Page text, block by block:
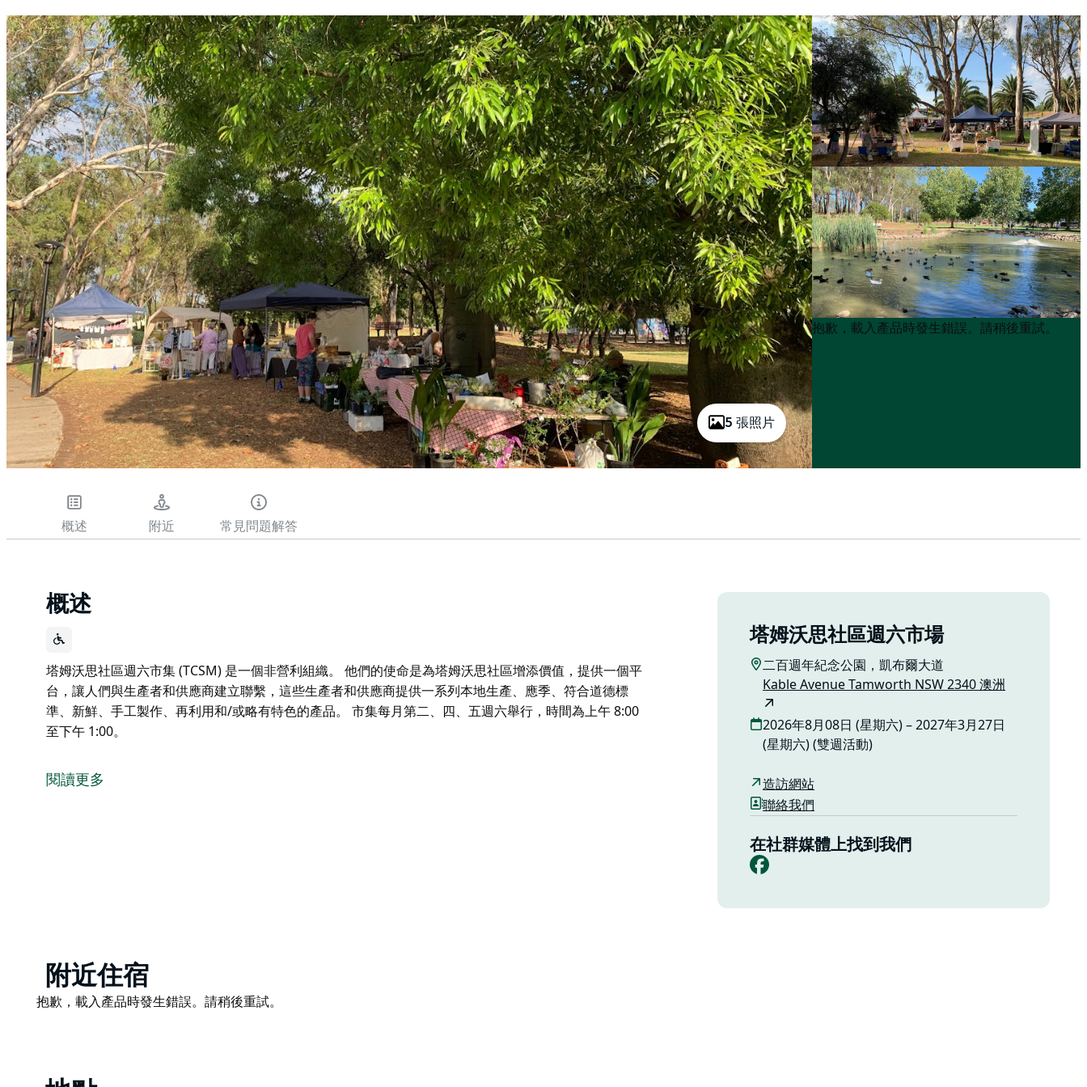
5 張照片
Product
Product
抱歉，載入產品時發生錯誤。請稍後重試。
概述 附近 常見問題解答
概述
塔姆沃思社區週六市集 (TCSM) 是一個非營利組織。 他們的使命是為塔姆沃思社區增添價值，提供一個平
台，讓人們與生產者和供應商建立聯繫，這些生產者和供應商提供一系列本地生產、應季、符合道德標
準、新鮮、手工製作、再利用和/或略有特色的產品。 市集每月第二、四、五週六舉行，時間為上午 8:00
至下午 1:00。
他們的使命是為塔姆沃思社區增添價值，提供一個平台，讓人們與生產者和供應商建立聯繫，這些生產者
閱讀更多
塔姆沃思社區週六市場
二百週年紀念公園，凱布爾大道
Kable Avenue Tamworth NSW 2340 澳洲
2026年8月08日 (星期六) – 2027年3月27日
(星期六) (雙週活動)
造訪網站
聯絡我們
在社群媒體上找到我們
Facebook
Product
List
附近住宿
Product
抱歉，載入產品時發生錯誤。請稍後重試。